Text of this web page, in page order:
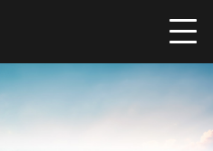
ロケーション